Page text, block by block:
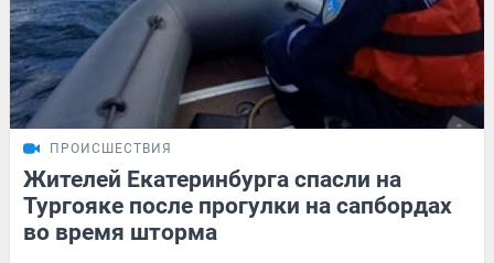
ПРОИСШЕСТВИЯ
Жителей Екатеринбурга спасли на
Тургояке после прогулки на сапбордах
во время шторма